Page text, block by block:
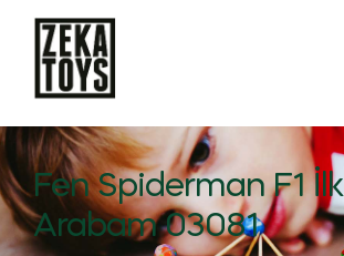
Fen Spiderman F1 İlk
Arabam 03081